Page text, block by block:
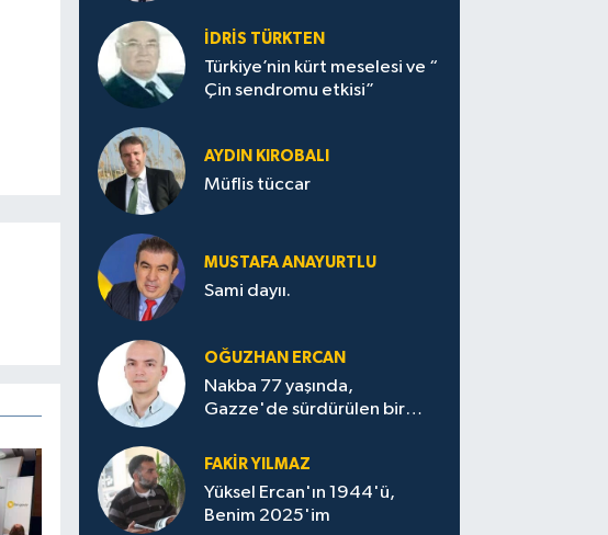
İDRİS TÜRKTEN
Türkiye’nin kürt meselesi ve “
Çin sendromu etkisi”
AYDIN KIROBALI
Müflis tüccar
MUSTAFA ANAYURTLU
Sami dayıı.
OĞUZHAN ERCAN
Nakba 77 yaşında,
Gazze'de sürdürülen bir
FAKİR YILMAZ
Yüksel Ercan'ın 1944'ü,
Benim 2025'im